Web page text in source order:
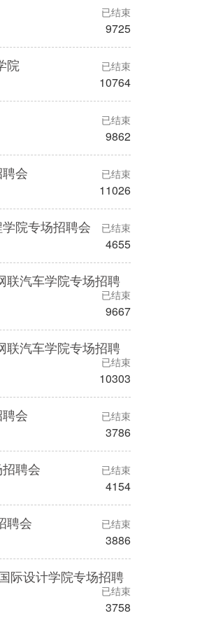
已结束
9725
院 已结束
10764
已结束
9862
会 已结束
11026
院专场招聘会 已结束
4655
联汽车学院专场招聘
已结束
9667
联汽车学院专场招聘
已结束
10303
会 已结束
3786
聘会 已结束
4154
聘会 已结束
3886
际设计学院专场招聘
已结束
3758